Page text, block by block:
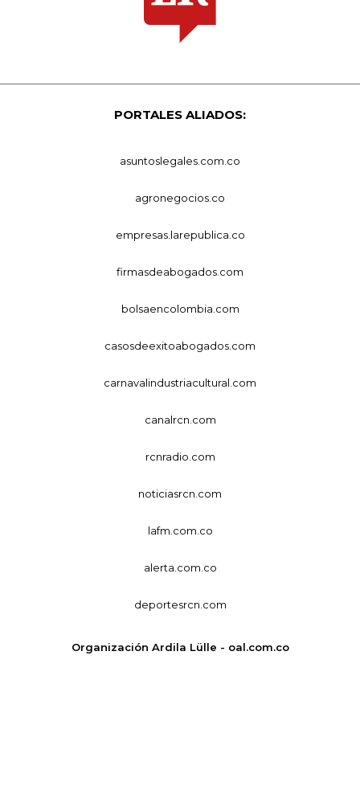
PORTALES ALIADOS:
asuntoslegales.com.co
agronegocios.co
empresas.larepublica.co
firmasdeabogados.com
bolsaencolombia.com
casosdeexitoabogados.com
carnavalindustriacultural.com
canalrcn.com
rcnradio.com
noticiasrcn.com
lafm.com.co
alerta.com.co
deportesrcn.com
Organización Ardila Lülle - oal.com.co